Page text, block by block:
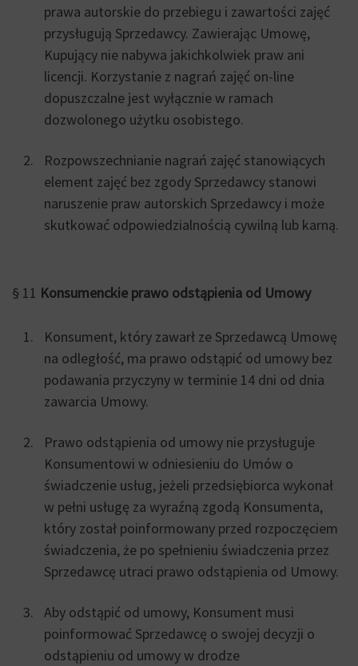
prawa autorskie do przebiegu i zawartości zajęć
przysługują Sprzedawcy. Zawierając Umowę,
Kupujący nie nabywa jakichkolwiek praw ani
licencji. Korzystanie z nagrań zajęć on-line
dopuszczalne jest wyłącznie w ramach
dozwolonego użytku osobistego.
Rozpowszechnianie nagrań zajęć stanowiących
element zajęć bez zgody Sprzedawcy stanowi
naruszenie praw autorskich Sprzedawcy i może
skutkować odpowiedzialnością cywilną lub karną.
§ 11 Konsumenckie prawo odstąpienia od Umowy
Konsument, który zawarł ze Sprzedawcą Umowę
na odległość, ma prawo odstąpić od umowy bez
podawania przyczyny w terminie 14 dni od dnia
zawarcia Umowy.
Prawo odstąpienia od umowy nie przysługuje
Konsumentowi w odniesieniu do Umów o
świadczenie usług, jeżeli przedsiębiorca wykonał
w pełni usługę za wyraźną zgodą Konsumenta,
który został poinformowany przed rozpoczęciem
świadczenia, że po spełnieniu świadczenia przez
Sprzedawcę utraci prawo odstąpienia od Umowy.
Aby odstąpić od umowy, Konsument musi
poinformować Sprzedawcę o swojej decyzji o
odstąpieniu od umowy w drodze